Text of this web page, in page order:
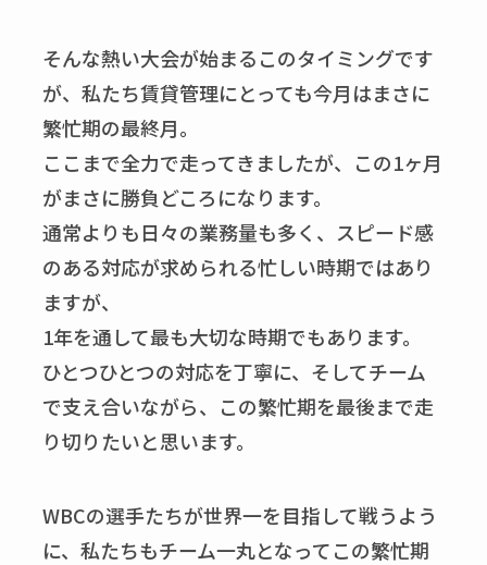
そんな熱い大会が始まるこのタイミングです
が、私たち賃貸管理にとっても今月はまさに
繁忙期の最終月。
ここまで全力で走ってきましたが、この1ヶ月
がまさに勝負どころになります。
通常よりも日々の業務量も多く、スピード感
のある対応が求められる忙しい時期ではあり
ますが、
1年を通して最も大切な時期でもあります。
ひとつひとつの対応を丁寧に、そしてチーム
で支え合いながら、この繁忙期を最後まで走
り切りたいと思います。
WBCの選手たちが世界一を目指して戦うよう
に、私たちもチーム一丸となってこの繁忙期